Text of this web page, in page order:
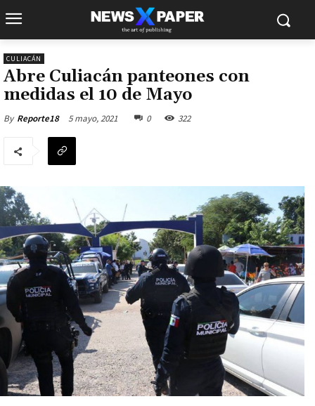
CULIACÁN
Abre Culiacán panteones con
medidas el 10 de Mayo
By Reporte18 5 mayo, 2021 0 322